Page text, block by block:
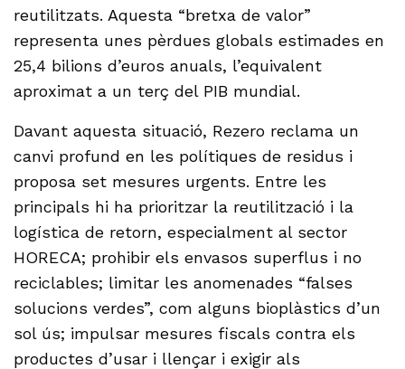
reutilitzats. Aquesta “bretxa de valor”
representa unes pèrdues globals estimades en
25,4 bilions d’euros anuals, l’equivalent
aproximat a un terç del PIB mundial.
Davant aquesta situació, Rezero reclama un
canvi profund en les polítiques de residus i
proposa set mesures urgents. Entre les
principals hi ha prioritzar la reutilització i la
logística de retorn, especialment al sector
HORECA; prohibir els envasos superflus i no
reciclables; limitar les anomenades “falses
solucions verdes”, com alguns bioplàstics d’un
sol ús; impulsar mesures fiscals contra els
productes d’usar i llençar i exigir als